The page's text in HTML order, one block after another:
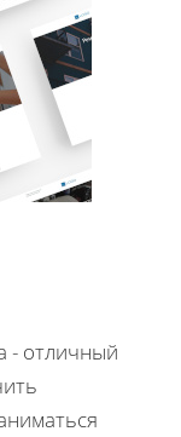
- отличный